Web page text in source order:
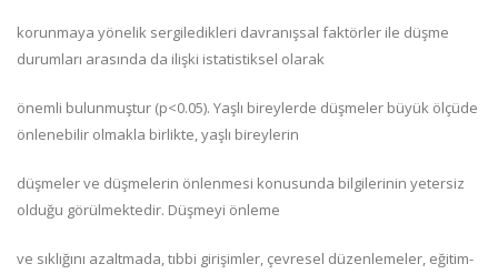
korunmaya yönelik sergiledikleri davranışsal faktörler ile düşme
durumları arasında da ilişki istatistiksel olarak
önemli bulunmuştur (p<0.05). Yaşlı bireylerde düşmeler büyük ölçüde
önlenebilir olmakla birlikte, yaşlı bireylerin
düşmeler ve düşmelerin önlenmesi konusunda bilgilerinin yetersiz
olduğu görülmektedir. Düşmeyi önleme
ve sıklığını azaltmada, tıbbi girişimler, çevresel düzenlemeler, eğitim-